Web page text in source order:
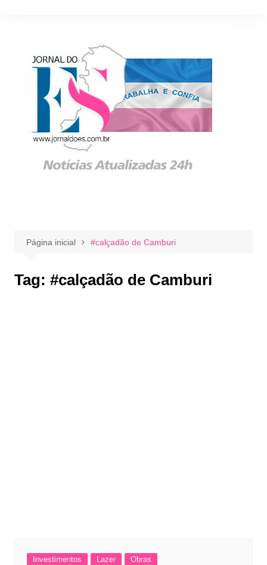
Página inicial #calçadão de Camburi
Tag: #calçadão de Camburi
Investimentos Lazer Obras